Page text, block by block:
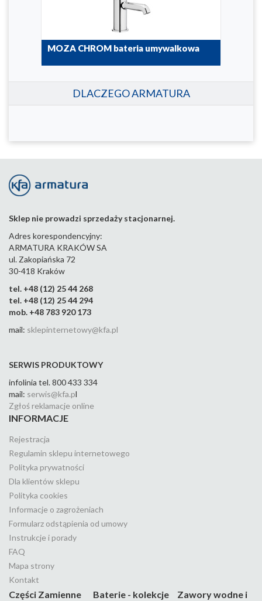
MOZA CHROM bateria umywalkowa
DLACZEGO ARMATURA
Sklep nie prowadzi sprzedaży stacjonarnej.
Adres korespondencyjny:
ARMATURA KRAKÓW SA
ul. Zakopiańska 72
30-418 Kraków
tel. +48 (12) 25 44 268
tel. +48 (12) 25 44 294
mob. +48 783 920 173
mail: sklepinternetowy@kfa.pl
SERWIS PRODUKTOWY
infolinia tel. 800 433 334
mail: serwis@kfa.pl
Zgłoś reklamacje online
INFORMACJE
Rejestracja
Regulamin sklepu internetowego
Polityka prywatności
Dla klientów sklepu
Polityka cookies
Informacje o zagrożeniach
Formularz odstąpienia od umowy
Instrukcje i porady
FAQ
Mapa strony
Kontakt
Części Zamienne Baterie - kolekcje
Zawory wodne i